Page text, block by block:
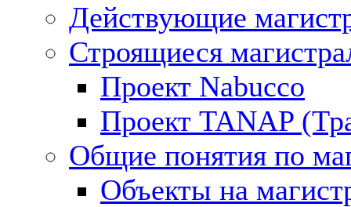
Действующие
Строящиеся
Проект Nabucco
Проект TANAP
Общие понятия по
Объекты на